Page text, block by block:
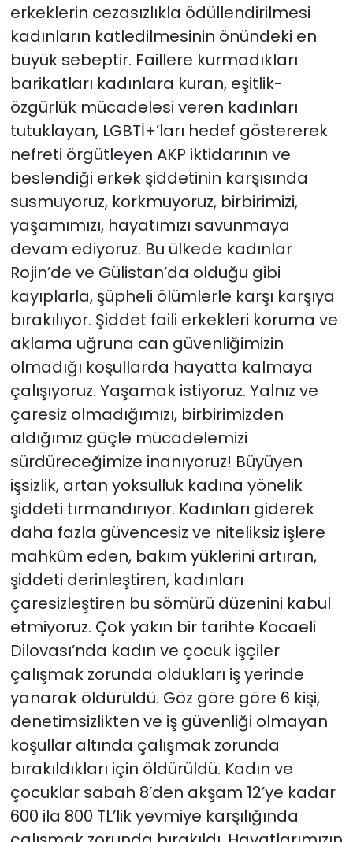
erkeklerin cezasızlıkla ödüllendirilmesi
kadınların katledilmesinin önündeki en
büyük sebeptir. Faillere kurmadıkları
barikatları kadınlara kuran, eşitlik-
özgürlük mücadelesi veren kadınları
tutuklayan, LGBTİ+’ları hedef göstererek
nefreti örgütleyen AKP iktidarının ve
beslendiği erkek şiddetinin karşısında
susmuyoruz, korkmuyoruz, birbirimizi,
yaşamımızı, hayatımızı savunmaya
devam ediyoruz. Bu ülkede kadınlar
Rojin’de ve Gülistan’da olduğu gibi
kayıplarla, şüpheli ölümlerle karşı karşıya
bırakılıyor. Şiddet faili erkekleri koruma ve
aklama uğruna can güvenliğimizin
olmadığı koşullarda hayatta kalmaya
çalışıyoruz. Yaşamak istiyoruz. Yalnız ve
çaresiz olmadığımızı, birbirimizden
aldığımız güçle mücadelemizi
sürdüreceğimize inanıyoruz! Büyüyen
işsizlik, artan yoksulluk kadına yönelik
şiddeti tırmandırıyor. Kadınları giderek
daha fazla güvencesiz ve niteliksiz işlere
mahkûm eden, bakım yüklerini artıran,
şiddeti derinleştiren, kadınları
çaresizleştiren bu sömürü düzenini kabul
etmiyoruz. Çok yakın bir tarihte Kocaeli
Dilovası’nda kadın ve çocuk işçiler
çalışmak zorunda oldukları iş yerinde
yanarak öldürüldü. Göz göre göre 6 kişi,
denetimsizlikten ve iş güvenliği olmayan
koşullar altında çalışmak zorunda
bırakıldıkları için öldürüldü. Kadın ve
çocuklar sabah 8’den akşam 12’ye kadar
600 ila 800 TL’lik yevmiye karşılığında